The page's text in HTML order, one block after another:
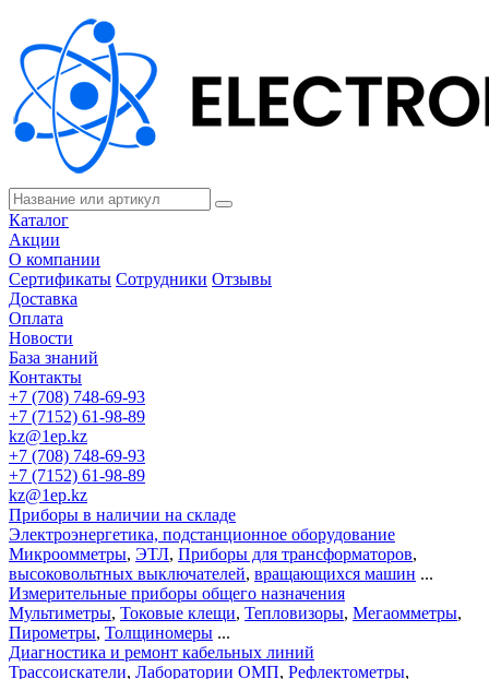
Каталог
Акции
О компании
Сертификаты Сотрудники Отзывы
Доставка
Оплата
Новости
База знаний
Контакты
+7 (708) 748-69-93
+7 (7152) 61-98-89
kz@1ep.kz
+7 (708) 748-69-93
+7 (7152) 61-98-89
kz@1ep.kz
Приборы в наличии на складе
Электроэнергетика, подстанционное оборудование
Микроомметры, ЭТЛ, Приборы для трансформаторов,
высоковольтных выключателей, вращающихся машин ...
Измерительные приборы общего назначения
Мультиметры, Токовые клещи, Тепловизоры, Мегаомметры,
Пирометры, Толщиномеры ...
Диагностика и ремонт кабельных линий
Трассоискатели, Лаборатории ОМП, Рефлектометры,